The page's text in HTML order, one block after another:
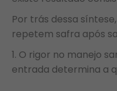
Por trás dessa
repetem safra após
O rigor no manejo
entrada determina a